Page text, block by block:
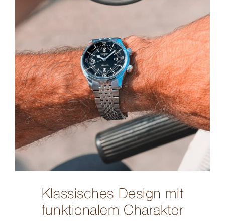
Klassisches Design mit
funktionalem Charakter